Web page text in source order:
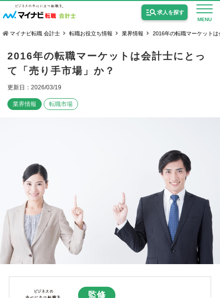
MENU
求人を探す
USCPA（米国公認会計士）の求人
個別転職相談会・セミナー
転職お役立ち情報
ご利用ガイド
非公開求人とは？
マイナビ転職 会計士 転職お役立ち情報 業界情報 2016年の転職マーケット
2016年の転職マーケットは会計士にとっ
て「売り手市場」か？
更新日：2026/03/19
業界情報 転職市場
監修